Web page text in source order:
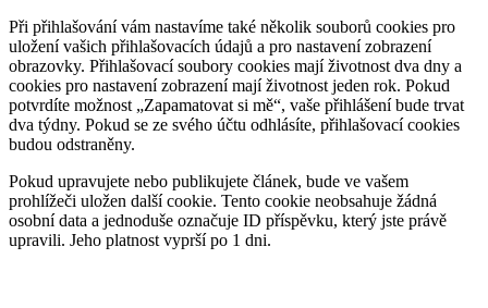
Při přihlašování vám nastavíme také několik souborů cookies pro
uložení vašich přihlašovacích údajů a pro nastavení zobrazení
obrazovky. Přihlašovací soubory cookies mají životnost dva dny a
cookies pro nastavení zobrazení mají životnost jeden rok. Pokud
potvrdíte možnost „Zapamatovat si mě“, vaše přihlášení bude trvat
dva týdny. Pokud se ze svého účtu odhlásíte, přihlašovací cookies
budou odstraněny.
Pokud upravujete nebo publikujete článek, bude ve vašem
prohlížeči uložen další cookie. Tento cookie neobsahuje žádná
osobní data a jednoduše označuje ID příspěvku, který jste právě
upravili. Jeho platnost vyprší po 1 dni.